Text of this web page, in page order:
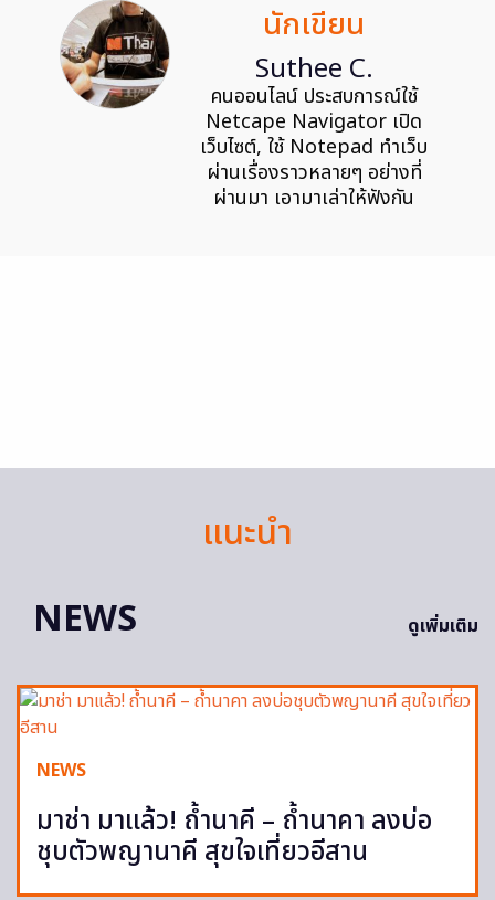
นักเขียน
Suthee C.
คนออนไลน์ ประสบการณ์ใช้
Netcape Navigator เปิด
เว็บไซต์, ใช้ Notepad ทำเว็บ
ผ่านเรื่องราวหลายๆ อย่างที่
ผ่านมา เอามาเล่าให้ฟังกัน
แนะนำ
NEWS
ดูเพิ่มเติม
NEWS
มาช่า มาแล้ว! ถ้ำนาคี – ถ้ำนาคา ลงบ่อ
ชุบตัวพญานาคี สุขใจเที่ยวอีสาน